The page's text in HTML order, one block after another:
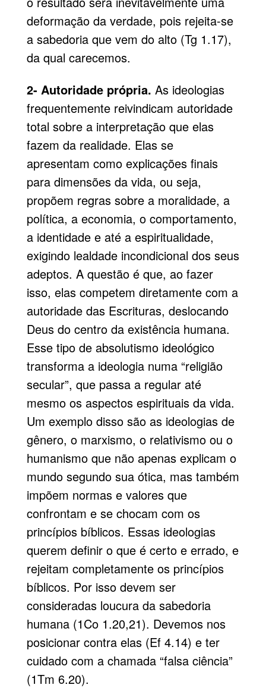
deformação da verdade, pois rejeita-se
a sabedoria que vem do alto (Tg 1.17),
da qual carecemos.
2- Autoridade própria. As ideologias
frequentemente reivindicam autoridade
total sobre a interpretação que elas
fazem da realidade. Elas se
apresentam como explicações finais
para dimensões da vida, ou seja,
propõem regras sobre a moralidade, a
política, a economia, o comportamento,
a identidade e até a espiritualidade,
exigindo lealdade incondicional dos seus
adeptos. A questão é que, ao fazer
isso, elas competem diretamente com a
autoridade das Escrituras, deslocando
Deus do centro da existência humana.
Esse tipo de absolutismo ideológico
transforma a ideologia numa “religião
secular”, que passa a regular até
mesmo os aspectos espirituais da vida.
Um exemplo disso são as ideologias de
gênero, o marxismo, o relativismo ou o
humanismo que não apenas explicam o
mundo segundo sua ótica, mas também
impõem normas e valores que
confrontam e se chocam com os
princípios bíblicos. Essas ideologias
querem definir o que é certo e errado, e
rejeitam completamente os princípios
bíblicos. Por isso devem ser
consideradas loucura da sabedoria
humana (1Co 1.20,21). Devemos nos
posicionar contra elas (Ef 4.14) e ter
cuidado com a chamada “falsa ciência”
(1Tm 6.20).